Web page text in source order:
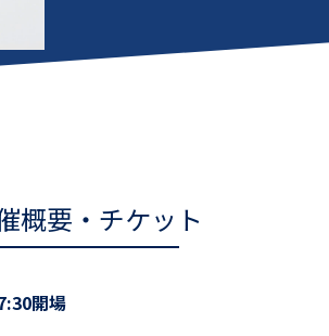
概要・チケット
開場